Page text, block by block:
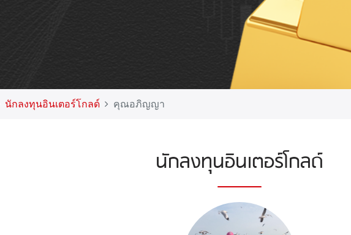
นักลงทุนอินเตอร์โกลด์ คุณอภิญญา
นักลงทุนอินเตอร์โกลด์